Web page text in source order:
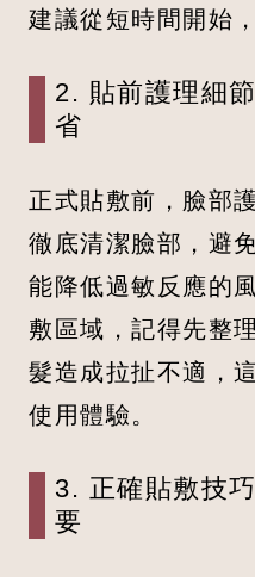
建議從短時間開始
2. 貼前護理細
省
正式貼敷前，臉部
徹底清潔臉部，避
能降低過敏反應的
敷區域，記得先整
髮造成拉扯不適，
使用體驗。
3. 正確貼敷技
要